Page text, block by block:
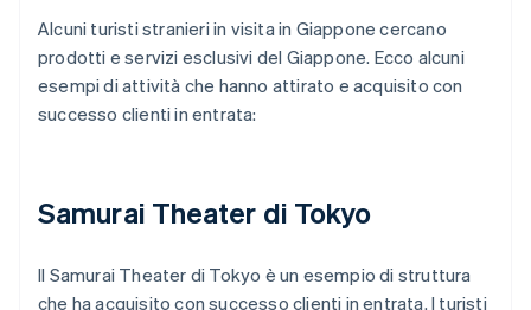
Alcuni turisti stranieri in visita in Giappone cercano
prodotti e servizi esclusivi del Giappone. Ecco alcuni
esempi di attività che hanno attirato e acquisito con
successo clienti in entrata:
Samurai Theater di Tokyo
Il Samurai Theater di Tokyo è un esempio di struttura
che ha acquisito con successo clienti in entrata. I turisti